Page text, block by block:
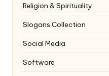
Religion & Spirituality
Slogans Collection
Social Media
Software